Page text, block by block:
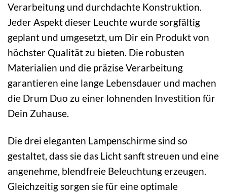
Verarbeitung und durchdachte Konstruktion.
Jeder Aspekt dieser Leuchte wurde sorgfältig
geplant und umgesetzt, um Dir ein Produkt von
höchster Qualität zu bieten. Die robusten
Materialien und die präzise Verarbeitung
garantieren eine lange Lebensdauer und machen
die Drum Duo zu einer lohnenden Investition für
Dein Zuhause.
Die drei eleganten Lampenschirme sind so
gestaltet, dass sie das Licht sanft streuen und eine
angenehme, blendfreie Beleuchtung erzeugen.
Gleichzeitig sorgen sie für eine optimale